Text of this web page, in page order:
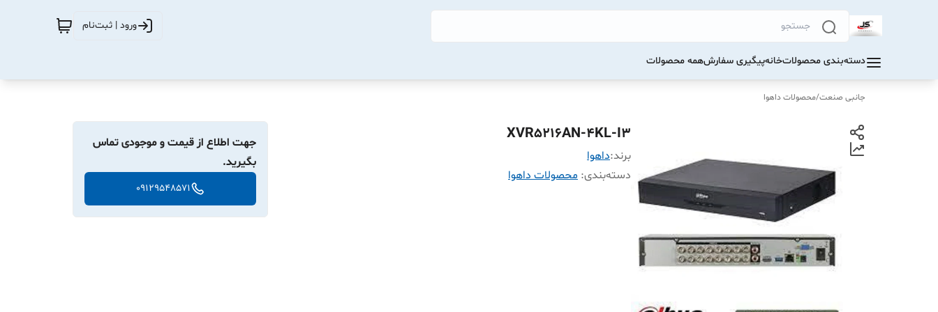
ورود | ثبت‌نام
دسته‌بندی محصولاتخانهپیگیری سفارشهمه محصولات
جانبی صنعت/محصولات داهوا
XVR5216AN-4KL-I3
برند:داهوا
دسته‌بندی: محصولات داهوا
جهت اطلاع از قیمت و موجودی تماس
بگیرید.
09129548571